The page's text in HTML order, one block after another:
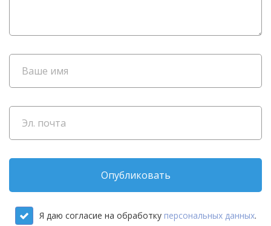
Опубликовать
Я даю согласие на обработку персональных данных.